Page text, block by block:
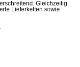
Gleichzeitig
Lieferketten sowie